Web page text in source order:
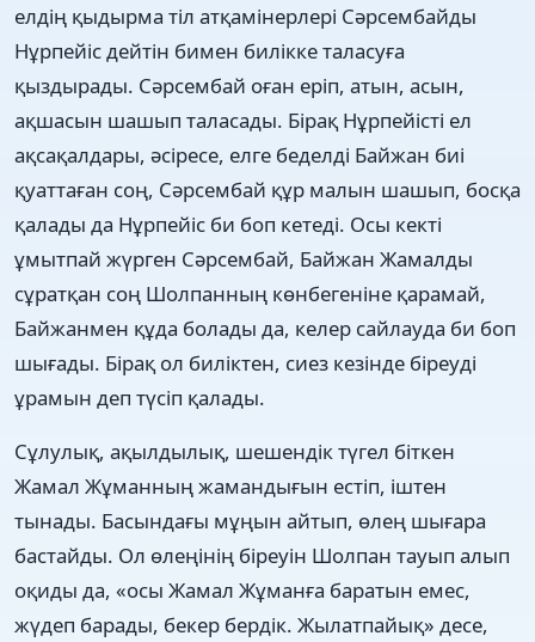
елдің қыдырма тіл атқамінерлері Сəрсембайды
Нұрпейіс дейтін бимен билікке таласуға
қыздырады. Сəрсембай оған еріп, атын, асын,
ақшасын шашып таласады. Бірақ Нұрпейісті ел
ақсақалдары, əсіресе, елге беделді Байжан биі
қуаттаған соң, Сəрсембай құр малын шашып, босқа
қалады да Нұрпейіс би боп кетеді. Осы кекті
ұмытпай жүрген Сəрсембай, Байжан Жамалды
сұратқан соң Шолпанның көнбегеніне қарамай,
Байжанмен құда болады да, келер сайлауда би боп
шығады. Бірақ ол биліктен, сиез кезінде біреуді
ұрамын деп түсіп қалады.
Сұлулық, ақылдылық, шешендік түгел біткен
Жамал Жұманның жамандығын естіп, іштен
тынады. Басындағы мұңын айтып, өлең шығара
бастайды. Ол өлеңінің біреуін Шолпан тауып алып
оқиды да, «осы Жамал Жұманға баратын емес,
жүдеп барады, бекер бердік. Жылатпайық» десе,